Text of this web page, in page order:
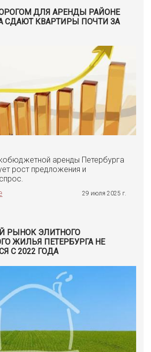
ДЛЯ АРЕНДЫ РАЙОНЕ
СДАЮТ КВАРТИРЫ ПОЧТИ ЗА
аренды Петербурга
рост предложения и
29 июля 2025 г.
РЫНОК ЭЛИТНОГО
ЖИЛЬЯ ПЕТЕРБУРГА НЕ
С 2022 ГОДА